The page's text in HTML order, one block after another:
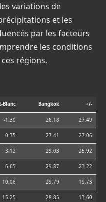
variations de
et les
par les facteurs
les conditions
régions.
Blanc Bangkok +/-
-1.30 26.18 27.49
0.35 27.41 27.06
3.12 29.03 25.92
6.65 29.87 23.22
10.06 29.79 19.73
15.25 28.85 13.60